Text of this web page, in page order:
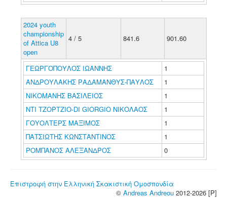
2024 youth
championship
of Attica U8
open
4 / 5 841.6 901.60
ΓΕΩΡΓΟΠΟΥΛΟΣ ΙΩΑΝΝΗΣ
1
ΑΝΔΡΟΥΛΑΚΗΣ ΡΑΔΑΜΑΝΘΥΣ-ΠΑΥΛΟΣ
1
ΝΙΚΟΜΑΝΗΣ ΒΑΣΙΛΕΙΟΣ
1
ΝΤΙ ΤΖΟΡΤΖΙΟ-DI GIORGIO ΝΙΚΟΛΑΟΣ
1
ΓΟΥΟΛΤΕΡΣ ΜΑΞΙΜΟΣ
1
ΠΑΤΣΙΩΤΗΣ ΚΩΝΣΤΑΝΤΙΝΟΣ
1
ΡΟΜΠΑΝΟΣ ΑΛΕΞΑΝΔΡΟΣ
0
Επιστροφή στην Ελληνική Σκακιστική Ομοσπονδία
© Andreas Andreou 2012-2026 [P]